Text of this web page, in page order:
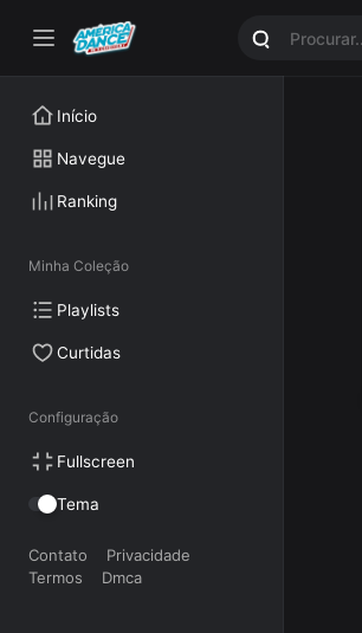
Início
Navegue
Ranking
Minha Coleção
Playlists
Curtidas
Configuração
Fullscreen
Tema
Contato
Privacidade
Termos
Dmca